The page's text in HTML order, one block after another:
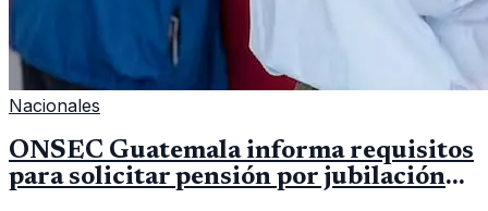
Nacionales
ONSEC Guatemala informa requisitos
para solicitar pensión por jubilación